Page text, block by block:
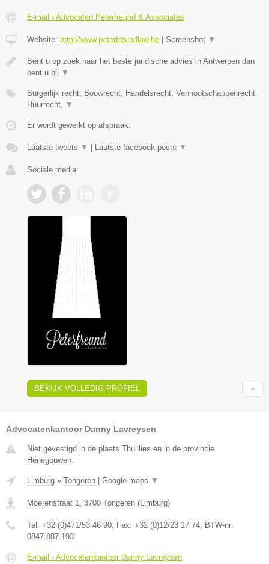
E-mail › Advocaten Peterfreund & Associates
Website: http://www.peterfreundlaw.be Screenshot ▼
Bent u op zoek naar het beste juridische advies in Antwerpen dan
bent u bij ▼
Burgerlijk recht, Bouwrecht, Handelsrecht, Vennootschappenrecht,
Huurrecht, ▼
Er wordt gewerkt op afspraak.
Laatste tweets ▼ Laatste facebook posts ▼
Sociale media:
BEKIJK VOLLEDIG PROFIEL
Advocatenkantoor Danny Lavreysen
Niet gevestigd in de plaats Thuillies en in de provincie
Henegouwen.
Limburg » Tongeren Google maps ▼
Moerenstraat 1, 3700 Tongeren (Limburg)
Tel: +32 (0)471/53 46 90, Fax: +32 (0)12/23 17 74, BTW-nr:
0847.887.193
E-mail › Advocatenkantoor Danny Lavreysen